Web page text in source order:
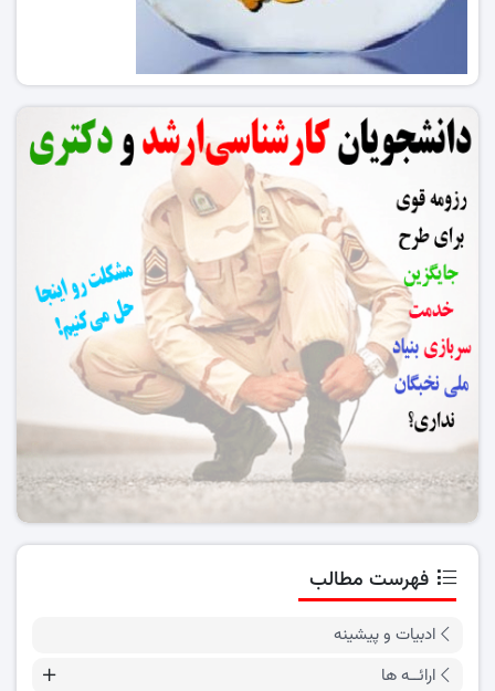
فهرست مطالب
ادبیات و پیشینه
ارائــه ها